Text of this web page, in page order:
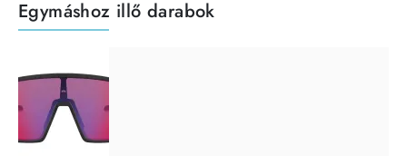
Egymáshoz illő darabok